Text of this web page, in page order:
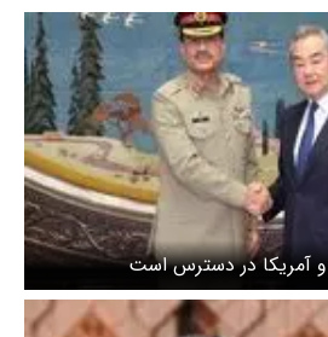
و آمریکا در دسترس است